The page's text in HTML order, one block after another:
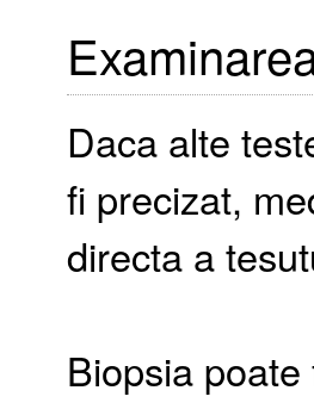
Daca alte
fi precizat,
directa a
Biopsia